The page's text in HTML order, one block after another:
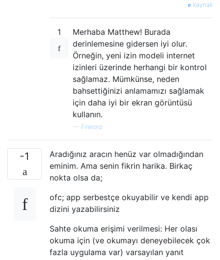
kaynak
1
Merhaba Matthew! Burada
derinlemesine gidersen iyi olur.
Örneğin, yeni izin modeli internet
izinleri üzerinde herhangi bir kontrol
sağlamaz. Mümkünse, neden
bahsettiğinizi anlamamızı sağlamak
için daha iyi bir ekran görüntüsü
kullanın.
— Firelord
-1
Aradığınız aracın henüz var olmadığından
eminim. Ama senin fikrin harika. Birkaç
nokta olsa da;
ofc; app serbestçe okuyabilir ve kendi app
dizini yazabilirsiniz
Sahte okuma erişimi verilmesi: Her olası
okuma için (ve okumayı deneyebilecek çok
fazla uygulama var) varsayılan yanıt